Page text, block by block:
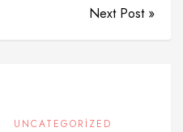
Next Post »
UNCATEGORIZED